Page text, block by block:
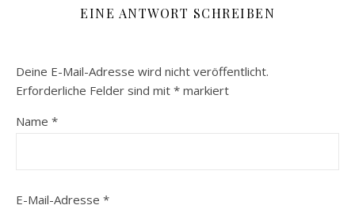
EINE ANTWORT SCHREIBEN
Deine E-Mail-Adresse wird nicht veröffentlicht.
Erforderliche Felder sind mit * markiert
Name *
E-Mail-Adresse *